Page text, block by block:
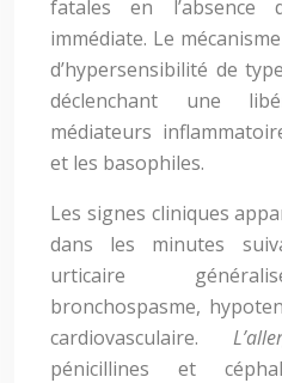
fatales en
immédiate. Le
d’hypersensibilité de
déclenchant une
médiateurs
et les basophiles.
Les signes cliniques
dans les minutes
urticaire
bronchospasme,
cardiovasculaire.
pénicillines et